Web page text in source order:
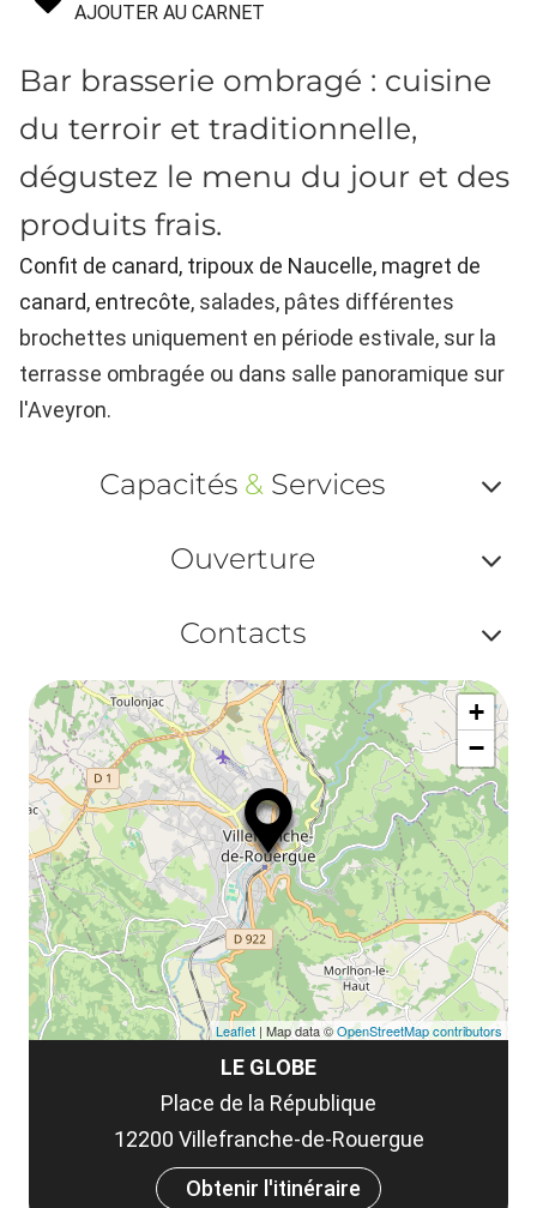
AJOUTER AU CARNET
Bar brasserie ombragé : cuisine
du terroir et traditionnelle,
dégustez le menu du jour et des
produits frais.
Confit de canard, tripoux de Naucelle, magret de
canard, entrecôte, salades, pâtes différentes
brochettes uniquement en période estivale, sur la
terrasse ombragée ou dans salle panoramique sur
l'Aveyron.
Capacités & Services
ou
Ouverture
ou
et
Contacts
ou
LE GLOBE
Place de la République
12200 Villefranche-de-Rouergue
Obtenir l'itinéraire
+
−
Leaflet | Map data ©OpenStreetMap contributors